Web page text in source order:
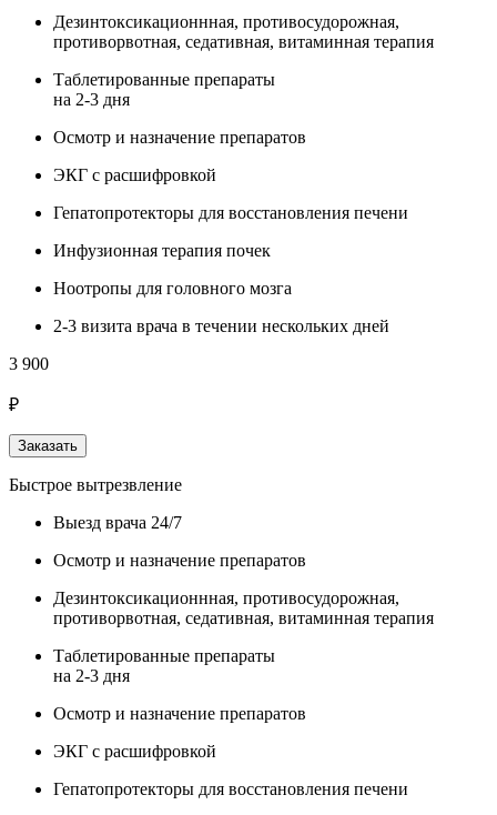
Дезинтоксикационнная, противосудорожная,
противорвотная, седативная, витаминная терапия
Таблетированные препараты
на 2-3 дня
Осмотр и назначение препаратов
ЭКГ с расшифровкой
Гепатопротекторы для восстановления печени
Инфузионная терапия почек
Ноотропы для головного мозга
2-3 визита врача в течении нескольких дней
3 900
₽
Заказать
Быстрое вытрезвление
Выезд врача 24/7
Осмотр и назначение препаратов
Дезинтоксикационнная, противосудорожная,
противорвотная, седативная, витаминная терапия
Таблетированные препараты
на 2-3 дня
Осмотр и назначение препаратов
ЭКГ с расшифровкой
Гепатопротекторы для восстановления печени